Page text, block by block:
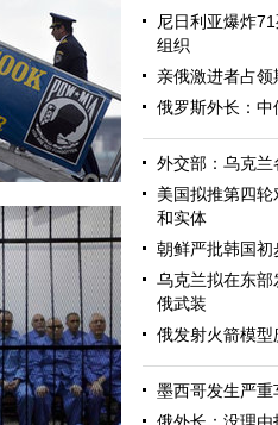
慑俄罗斯
尼日利亚爆炸
组织
亲俄激进者占
俄罗斯外长：
外交部：乌克
美国拟推第四
和实体
朝鲜严批韩国
乌克兰拟在东
俄武装
俄发射火箭模
墨西哥发生严